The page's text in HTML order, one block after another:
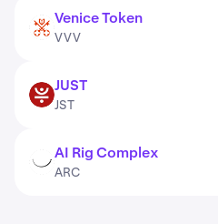
VVV Venice Token
VVV
JST JUST
JST
ARC AI Rig Complex
ARC